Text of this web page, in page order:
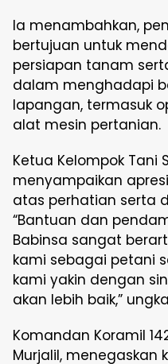
Ia menambahkan,
bertujuan untuk
persiapan tanam
dalam menghadapi
lapangan, termasuk
alat mesin pertanian.
Ketua Kelompok Tani
menyampaikan
atas perhatian serta
“Bantuan dan
Babinsa sangat
kami sebagai petani
kami yakin dengan
akan lebih baik,”
Komandan Koramil
Murjalil, menegaskan